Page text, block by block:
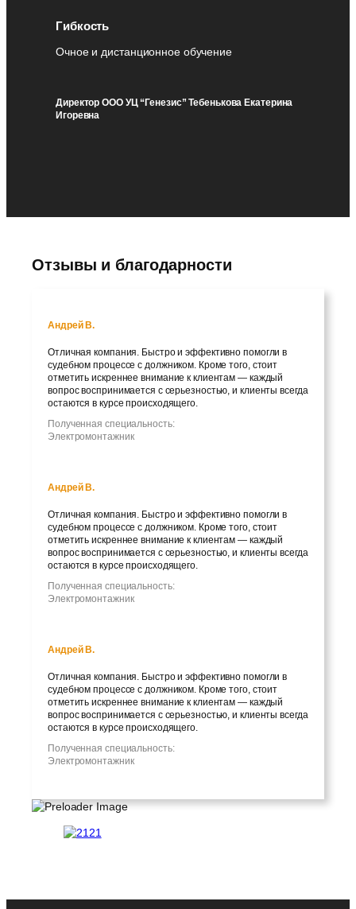
Гибкость
Очное и дистанционное обучение
Директор ООО УЦ “Генезис” Тебенькова Екатерина
Игоревна
Отзывы и благодарности
Андрей В.
Отличная компания. Быстро и эффективно помогли в
судебном процессе с должником. Кроме того, стоит
отметить искреннее внимание к клиентам — каждый
вопрос воспринимается с серьезностью, и клиенты всегда
остаются в курсе происходящего.
Полученная специальность:
Электромонтажник
Андрей В.
Отличная компания. Быстро и эффективно помогли в
судебном процессе с должником. Кроме того, стоит
отметить искреннее внимание к клиентам — каждый
вопрос воспринимается с серьезностью, и клиенты всегда
остаются в курсе происходящего.
Полученная специальность:
Электромонтажник
Андрей В.
Отличная компания. Быстро и эффективно помогли в
судебном процессе с должником. Кроме того, стоит
отметить искреннее внимание к клиентам — каждый
вопрос воспринимается с серьезностью, и клиенты всегда
остаются в курсе происходящего.
Полученная специальность:
Электромонтажник